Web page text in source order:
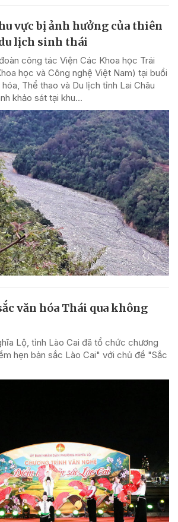
vực bị ảnh hưởng của thiên
lịch sinh thái
công tác Viện Các Khoa học Trái
học và Công nghệ Việt Nam) tại buổi
Thể thao và Du lịch tỉnh Lai Châu
khảo sát tại khu...
văn hóa Thái qua không
Lộ, tỉnh Lào Cai đã tổ chức chương
hẹn bản sắc Lào Cai" với chủ đề "Sắc